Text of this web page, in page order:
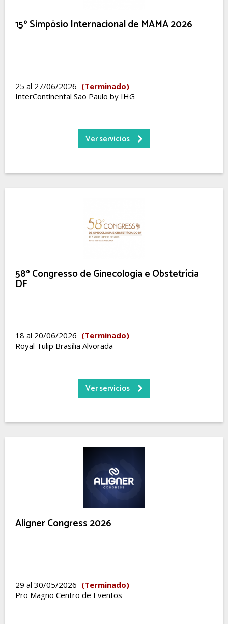
15º Simpósio Internacional de MAMA 2026
25 al 27/06/2026 (Terminado)
InterContinental Sao Paulo by IHG
Ver servicios
58º Congresso de Ginecologia e Obstetrícia
DF
18 al 20/06/2026 (Terminado)
Royal Tulip Brasília Alvorada
Ver servicios
Aligner Congress 2026
29 al 30/05/2026 (Terminado)
Pro Magno Centro de Eventos